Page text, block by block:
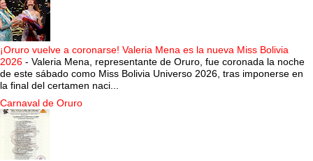
¡Oruro vuelve a coronarse! Valeria Mena es la nueva Miss Bolivia
2026 - Valeria Mena, representante de Oruro, fue coronada la noche
de este sábado como Miss Bolivia Universo 2026, tras imponerse en
la final del certamen naci...
Carnaval de Oruro